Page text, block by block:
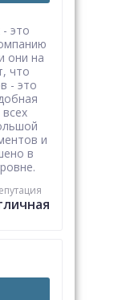
это
они на
что
- это
и
в